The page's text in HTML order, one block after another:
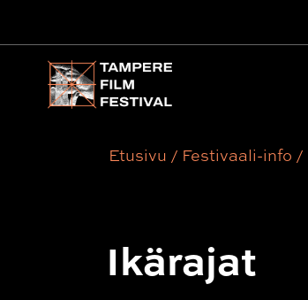
Päävalikko
Etusivu / Festivaali-info /
Ikärajat